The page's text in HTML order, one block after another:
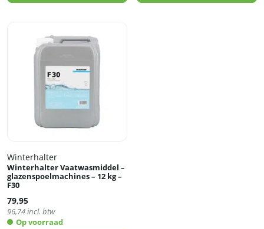
Winterhalter
Winterhalter Vaatwasmiddel –
glazenspoelmachines – 12 kg –
F30
79,95
96,74incl. btw
Op voorraad